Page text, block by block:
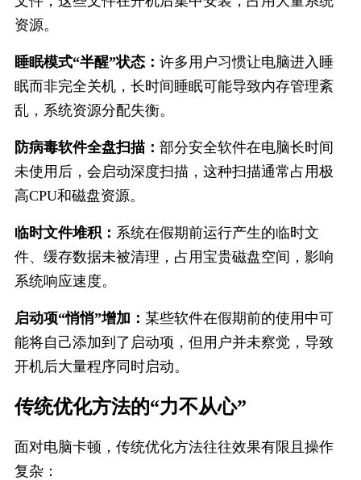
资源。
睡眠模式“半醒”状态： 许多用户习惯让电脑进入睡
眠而非完全关机，长时间睡眠可能导致内存管理紊
乱，系统资源分配失衡。
防病毒软件全盘扫描： 部分安全软件在电脑长时间
未使用后，会启动深度扫描，这种扫描通常占用极
高CPU和磁盘资源。
临时文件堆积： 系统在假期前运行产生的临时文
件、缓存数据未被清理，占用宝贵磁盘空间，影响
系统响应速度。
启动项“悄悄”增加： 某些软件在假期前的使用中可
能将自己添加到了启动项，但用户并未察觉，导致
开机后大量程序同时启动。
传统优化方法的“力不从心”
面对电脑卡顿，传统优化方法往往效果有限且操作
复杂：